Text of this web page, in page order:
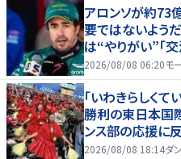
アロンソが約73
要ではないよう
は“やりがい”「
2026/08/08 06:20モ
「いわきらしくて
勝利の東日本国
ンス部の応援に
るよう」
2026/08/08 18:14ダ